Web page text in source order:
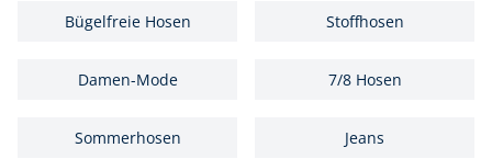
Bügelfreie Hosen Stoffhosen
Damen-Mode 7/8 Hosen
Sommerhosen Jeans